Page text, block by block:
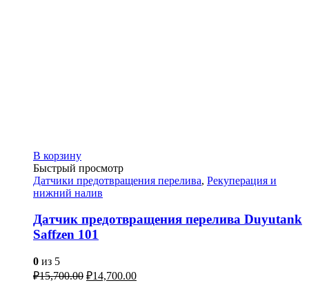
В корзину
Быстрый просмотр
Датчики предотвращения перелива, Рекуперация и
нижний налив
Датчик предотвращения перелива Duyutank
Saffzen 101
0 из 5
₽15,700.00 ₽14,700.00